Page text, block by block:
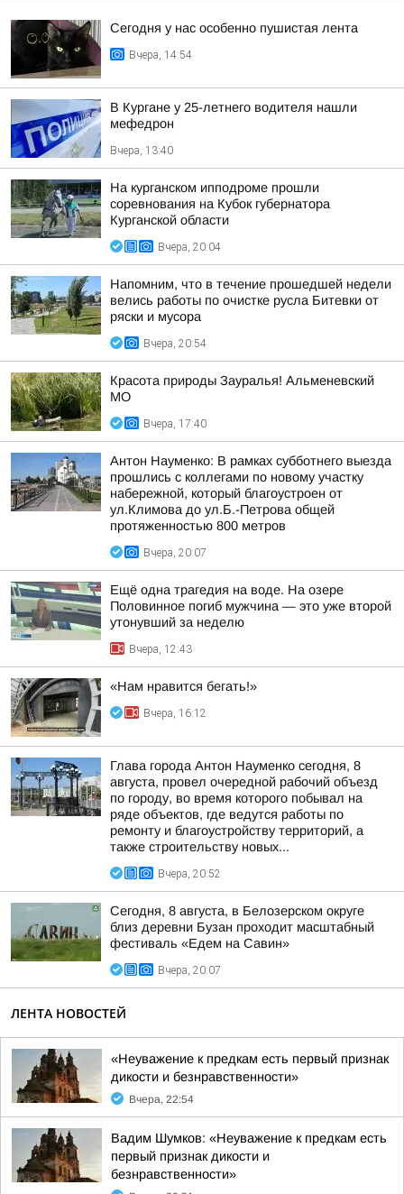
Сегодня у нас особенно пушистая лента
Вчера, 14:54
В Кургане у 25-летнего водителя нашли
мефедрон
Вчера, 13:40
На курганском ипподроме прошли
соревнования на Кубок губернатора
Курганской области
Вчера, 20:04
Напомним, что в течение прошедшей недели
велись работы по очистке русла Битевки от
ряски и мусора
Вчера, 20:54
Красота природы Зауралья! Альменевский
МО
Вчера, 17:40
Антон Науменко: В рамках субботнего выезда
прошлись с коллегами по новому участку
набережной, который благоустроен от
ул.Климова до ул.Б.-Петрова общей
протяженностью 800 метров
Вчера, 20:07
Ещё одна трагедия на воде. На озере
Половинное погиб мужчина — это уже второй
утонувший за неделю
Вчера, 12:43
«Нам нравится бегать!»
Вчера, 16:12
Глава города Антон Науменко сегодня, 8
августа, провел очередной рабочий объезд
по городу, во время которого побывал на
ряде объектов, где ведутся работы по
ремонту и благоустройству территорий, а
также строительству новых...
Вчера, 20:52
Сегодня, 8 августа, в Белозерском округе
близ деревни Бузан проходит масштабный
фестиваль «Едем на Савин»
Вчера, 20:07
ЛЕНТА НОВОСТЕЙ
«Неуважение к предкам есть первый признак
дикости и безнравственности»
Вчера, 22:54
Вадим Шумков: «Неуважение к предкам есть
первый признак дикости и
безнравственности»